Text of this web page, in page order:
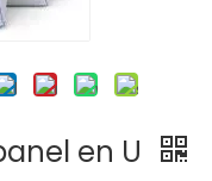
en U